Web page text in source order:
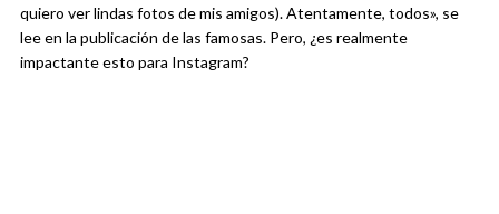
quiero ver lindas fotos de mis amigos). Atentamente, todos», se
lee en la publicación de las famosas. Pero, ¿es realmente
impactante esto para Instagram?